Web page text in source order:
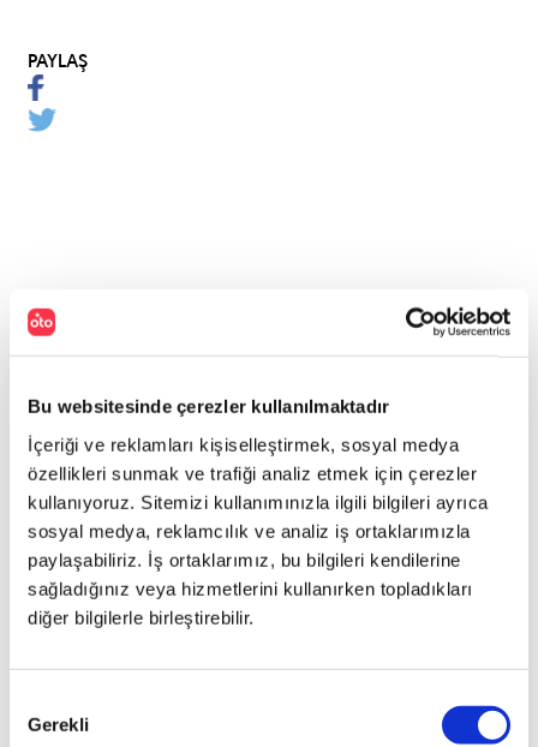
Bu websitesinde çerezler kullanılmaktadır
İçeriği ve reklamları kişiselleştirmek, sosyal medya
özellikleri sunmak ve trafiği analiz etmek için çerezler
kullanıyoruz. Sitemizi kullanımınızla ilgili bilgileri ayrıca
sosyal medya, reklamcılık ve analiz iş ortaklarımızla
paylaşabiliriz. İş ortaklarımız, bu bilgileri kendilerine
sağladığınız veya hizmetlerini kullanırken topladıkları
diğer bilgilerle birleştirebilir.
Seçimi
Gerekli
PAYLAŞ